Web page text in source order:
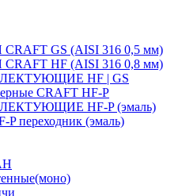
GS (AISI 316 0,5 мм)
HF (AISI 316 0,8 мм)
HF | GS
CRAFT HF-P
HF-P (эмаль)
P переходник (эмаль)